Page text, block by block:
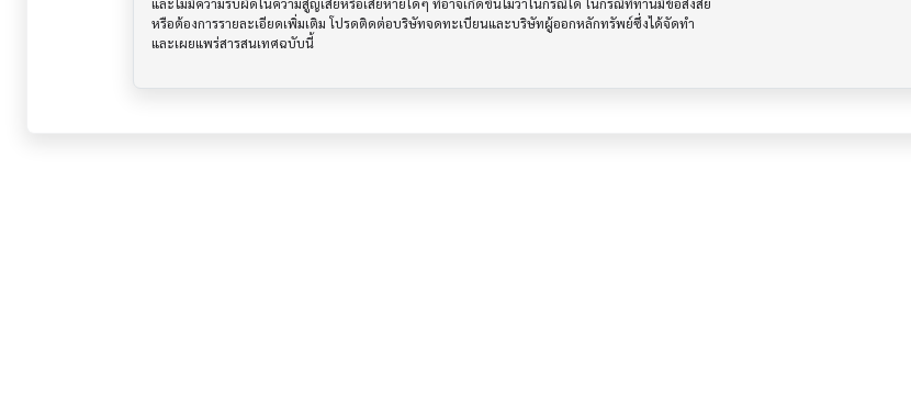
หรือต้องการรายละเอียดเพิ่มเติม โปรดติดต่อบริษัทจดทะเบียนและบริษัทผู้ออกหลักทรัพย์ซึ่งได้จัดทำ